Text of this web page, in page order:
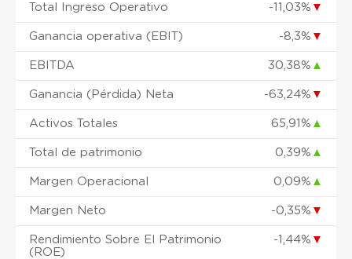
Total Ingreso Operativo -11,03% ▼
Ganancia operativa (EBIT) -8,3% ▼
EBITDA 30,38% ▲
Ganancia (Pérdida) Neta -63,24% ▼
Activos Totales 65,91% ▲
Total de patrimonio 0,39% ▲
Margen Operacional 0,09% ▲
Margen Neto -0,35% ▼
Rendimiento Sobre El Patrimonio
(ROE)
-1,44% ▼